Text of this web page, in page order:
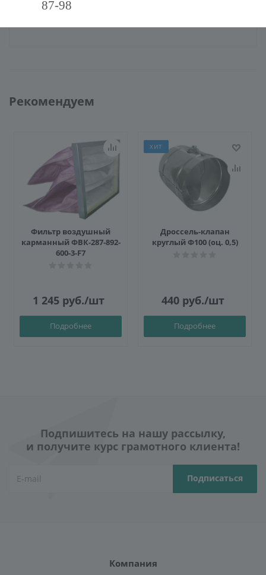
Профессиональный монтаж экрана на
Рекомендуем
Фильтр воздушный
карманный ФВК-287-892-
600-3-F7
1 245 руб./шт
Подробнее
ХИТ
Дроссель-клапан
круглый Ф100 (оц. 0,5)
440руб./шт
Подробнее
Подпишитесь на нашу рассылку,
и получите курс грамотного клиента!
Компания
87-98